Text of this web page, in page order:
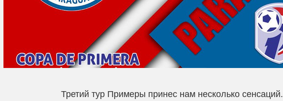
Третий тур Примеры принес нам несколько сенсаций.